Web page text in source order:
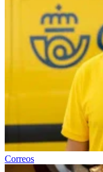
Correos